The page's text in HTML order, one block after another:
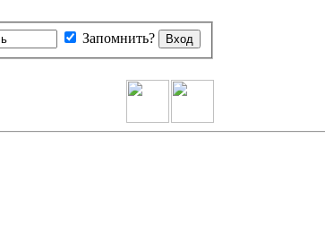
Запомнить?